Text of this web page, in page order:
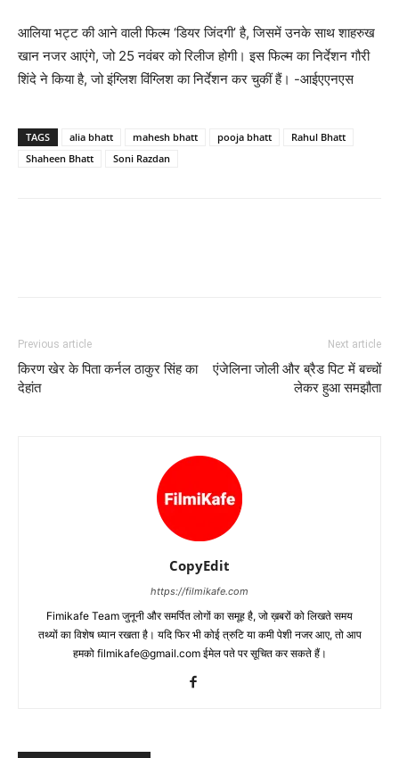
आलिया भट्ट की आने वाली फिल्म ‘डियर जिंदगी’ है, जिसमें उनके साथ शाहरुख
खान नजर आएंगे, जो 25 नवंबर को रिलीज होगी। इस फिल्‍म का निर्देशन गौरी
शिंदे ने किया है, जो इंग्‍लिश विंग्‍लिश का निर्देशन कर चुकीं हैं। -आईएएनएस
TAGS alia bhatt mahesh bhatt pooja bhatt
Rahul Bhatt
Shaheen Bhatt
Soni Razdan
Previous article
किरण खेर के पिता कर्नल ठाकुर सिंह का
देहांत
Next article
एंजेलिना जोली और ब्रैड पिट में बच्‍चों
लेकर हुआ समझौता
CopyEdit
https://filmikafe.com
Fimikafe Team जुनूनी और समर्पित लोगों का समूह है, जो ख़बरों को लिखते समय
तथ्‍यों का विशेष ध्‍यान रखता है। यदि फिर भी कोई त्रुटि या कमी पेशी नजर आए, तो आप
हमको filmikafe@gmail.com ईमेल पते पर सूचित कर सकते हैं।